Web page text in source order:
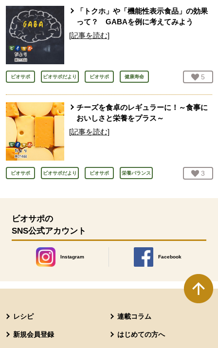
「トクホ」や「機能性表示食品」の効果
って？ GABAを例に考えてみよう
[記事を読む]
ビオサポ ビオサポだより ビオサポ 健康寿命 お気
5
チーズを食卓のレギュラーに！～食事に
おいしさと栄養をプラス～
[記事を読む]
ビオサポ ビオサポだより ビオサポ 栄養バランス お気
3
ビオサポの
SNS公式アカウント
Instagram
別のウィンドウで開きます。
Facebook
別のウィンドウで開きます
レシピ 連載コラム
新規会員登録 はじめての方へ